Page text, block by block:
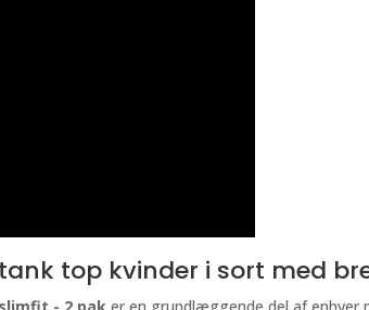
top kvinder i sort med
- 2 pak er en grundlæggende del af enhver